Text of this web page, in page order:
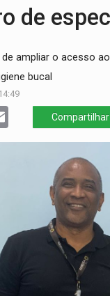
Ferroviários
Greve
Largada foi dada e
de
ampliar o acesso
bucal
Compartilhar